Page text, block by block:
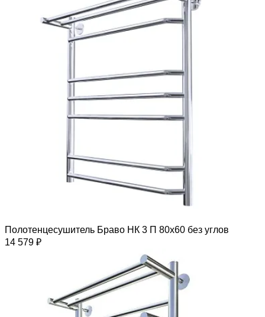
Полотенцесушитель Браво НК 3 П 80х60 без углов
14 579 ₽